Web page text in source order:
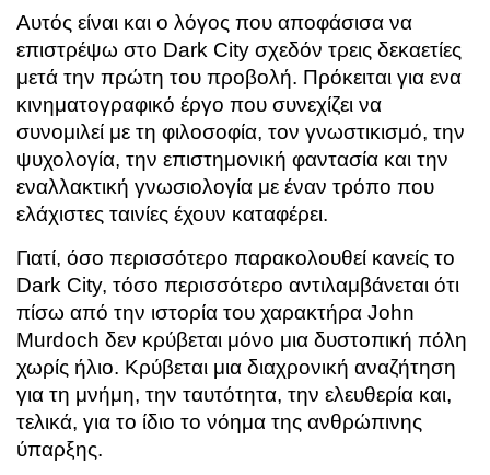
Αυτός είναι και ο λόγος που αποφάσισα να
επιστρέψω στο Dark City σχεδόν τρεις δεκαετίες
μετά την πρώτη του προβολή. Πρόκειται για ενα
κινηματογραφικό έργο που συνεχίζει να
συνομιλεί με τη φιλοσοφία, τον γνωστικισμό, την
ψυχολογία, την επιστημονική φαντασία και την
εναλλακτική γνωσιολογία με έναν τρόπο που
ελάχιστες ταινίες έχουν καταφέρει.
Γιατί, όσο περισσότερο παρακολουθεί κανείς το
Dark City, τόσο περισσότερο αντιλαμβάνεται ότι
πίσω από την ιστορία του χαρακτήρα John
Murdoch δεν κρύβεται μόνο μια δυστοπική πόλη
χωρίς ήλιο. Κρύβεται μια διαχρονική αναζήτηση
για τη μνήμη, την ταυτότητα, την ελευθερία και,
τελικά, για το ίδιο το νόημα της ανθρώπινης
ύπαρξης.